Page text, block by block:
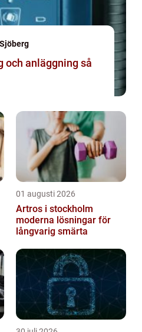
anläggning så
01 augusti 2026
Artros i stockholm
moderna lösningar för
långvarig smärta